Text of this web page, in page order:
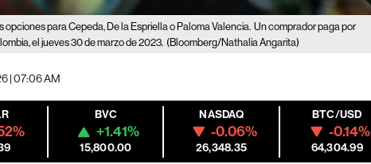
para Cepeda, De la Espriella o Paloma Valencia. Un comprador paga por
el jueves 30 de marzo de 2023. (Bloomberg/Nathalia Angarita)
| 07:06 AM
BVC
+1.41%
15,800.00
NASDAQ
-0.06%
26,348.35
BTC/USD
-0.14%
64,304.99